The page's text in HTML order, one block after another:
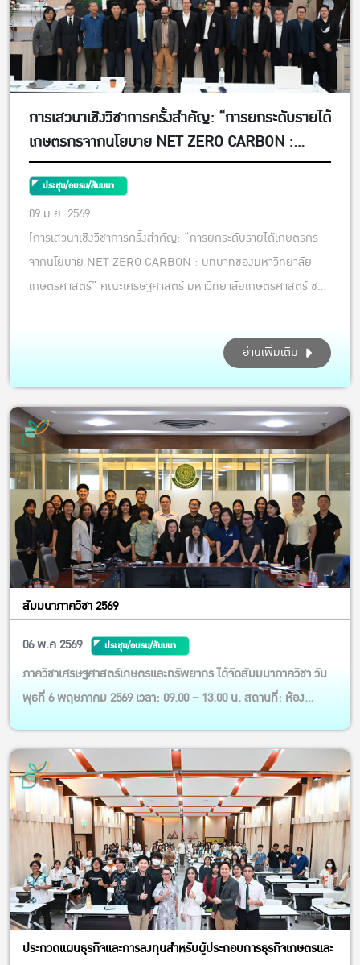
การเสวนาเชิงวิชาการครั้งสำคัญ: “การยกระดับรายได้
เกษตรกรจากนโยบาย NET ZERO CARBON :
บทบาทของมหาวิทยาลัยเกษตรศาสตร์”
ประชุม/อบรม/สัมมนา
09 มิ.ย. 2569
[การเสวนาเชิงวิชาการครั้งสำคัญ: “การยกระดับรายได้เกษตรกร
จากนโยบาย NET ZERO CARBON : บทบาทของมหาวิทยาลัย
เกษตรศาสตร์” คณะเศรษฐศาสตร์ มหาวิทยาลัยเกษตรศาสตร์ ชวน
และสร้างโอกาสใหม่ให้เกษตรกรไทย ณ ห้อง EC5205 ชั้น 2 อาคาร
อ่านเพิ่มเติม
สัมมนาภาควิชา 2569
06 พ.ค 2569
ประชุม/อบรม/สัมมนา
ภาควิชาเศรษฐศาสตร์เกษตรและทรัพยากร ได้จัดสัมมนาภาควิชา วัน
พุธที่ 6 พฤษภาคม 2569 เวลา: 09.00 – 13.00 น. สถานที่: ห้อง
โดยได้รับเกียรติจาก รศ.ดร. จักรกฤษณ์ พจนศิลป์ หัวหน้าภาควิชาฯ
เป็นผู้นำการอภิปรายและระดมความคิดเห็นในภาพรวม โดยมีกำหนด
กา...
ประกวดแผนธุรกิจและการลงทุนสำหรับผู้ประกอบการธุรกิจเกษตรและ